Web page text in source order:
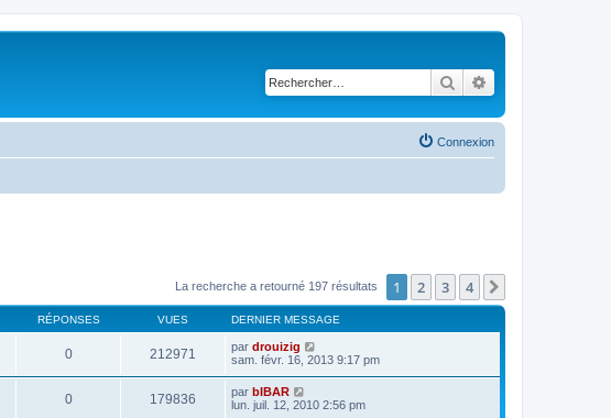
Rechercher
Connexion
La recherche a retourné 197 résultats 1 2 3 4
RÉPONSES VUES DERNIER MESSAGE
0 212971 par drouizig
sam. févr. 16, 2013 9:17 pm
0 179836 par bIBAR
lun. juil. 12, 2010 2:56 pm